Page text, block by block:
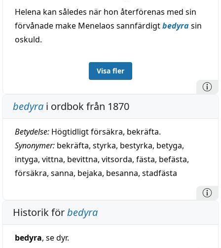
Helena kan således när hon återförenas med sin
förvånade make Menelaos sannfärdigtbedyrasin
oskuld.
Visa fler
bedyra i ordbok från 1870
Betydelse: Högtidligt försäkra, bekräfta.
Synonymer: bekräfta, styrka, bestyrka, betyga,
intyga, vittna, bevittna, vitsorda, fästa, befästa,
försäkra, sanna, bejaka, besanna, stadfästa
Historik förbedyra
bedyra, se dyr.